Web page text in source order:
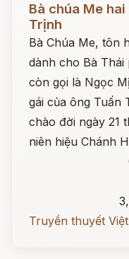
Bà chúa Me
Trịnh
Bà Chúa Me, tôn
dành cho Bà
còn gọi là Ngọc
gái của ông Tuấn
chào đời ngày 21
niên hiệu Chánh
Truyền thuyết